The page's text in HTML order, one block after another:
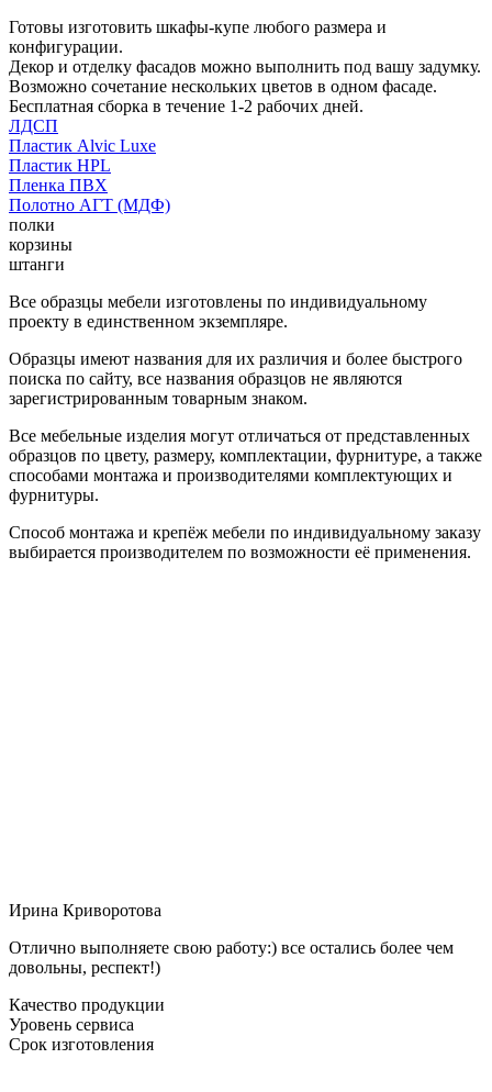
Готовы изготовить шкафы-купе любого размера и
конфигурации.
Декор и отделку фасадов можно выполнить под вашу задумку.
Возможно сочетание нескольких цветов в одном фасаде.
Бесплатная сборка в течение 1-2 рабочих дней.
ЛДСП
Пластик Alvic Luxe
Пластик HPL
Пленка ПВХ
Полотно АГТ (МДФ)
полки
корзины
штанги
Все образцы мебели изготовлены по индивидуальному
проекту в единственном экземпляре.
Образцы имеют названия для их различия и более быстрого
поиска по сайту, все названия образцов не являются
зарегистрированным товарным знаком.
Все мебельные изделия могут отличаться от представленных
образцов по цвету, размеру, комплектации, фурнитуре, а также
способами монтажа и производителями комплектующих и
фурнитуры.
Способ монтажа и крепёж мебели по индивидуальному заказу
выбирается производителем по возможности её применения.
Ирина Криворотова
Отлично выполняете свою работу:) все остались более чем
довольны, респект!)
Качество продукции
Уровень сервиса
Срок изготовления